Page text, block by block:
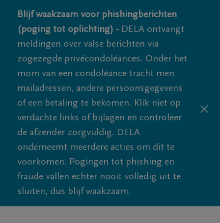
Blijf waakzaam voor phishingberichten
(poging tot oplichting) - DELA ontvangt
meldingen over valse berichten via
zogezegde privécondoléances. Onder het
mom van een condoléance tracht men
mailadressen, andere persoonsgegevens
of een betaling te bekomen. Klik niet op
verdachte links of bijlagen en controleer
de afzender zorgvuldig. DELA
onderneemt meerdere acties om dit te
voorkomen. Pogingen tot phishing en
fraude vallen echter nooit volledig uit te
sluiten, dus blijf waakzaam.